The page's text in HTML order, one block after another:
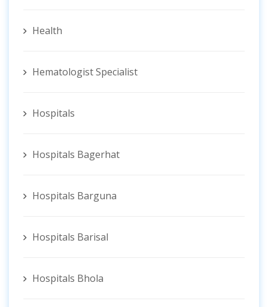
Health
Hematologist ‍Specialist
Hospitals
Hospitals Bagerhat
Hospitals Barguna
Hospitals Barisal
Hospitals Bhola